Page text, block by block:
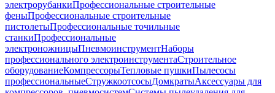
электрорубанкиПрофессиональные строительные
феныПрофессиональные строительные
пистолетыПрофессиональные точильные
станкиПрофессиональные
электроножницыПневмоинструментНаборы
профессионального электроинструментаСтроительное
оборудованиеКомпрессорыТепловые пушкиПылесосы
профессиональныеСтружкоотсосыДомкратыАксессуары для